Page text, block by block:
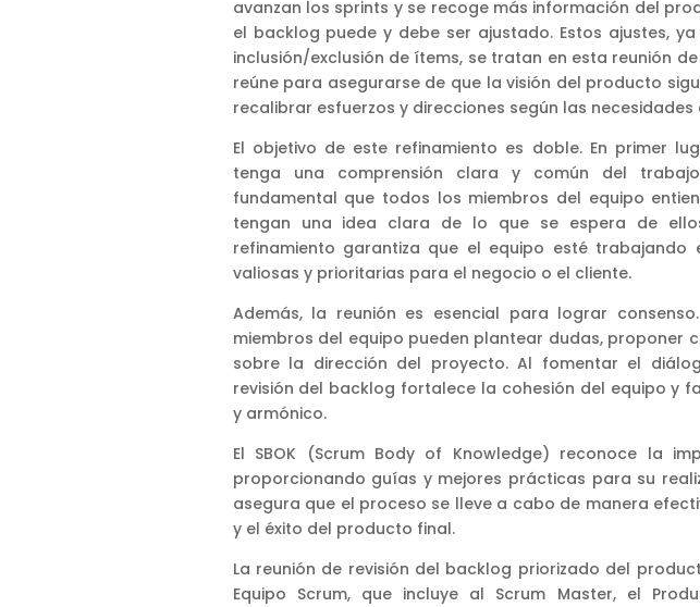
avanzan los sprints y se recoge más información del
el backlog puede y debe ser ajustado. Estos ajustes,
inclusión/exclusión de ítems, se tratan en esta reunión de
reúne para asegurarse de que la visión del producto
recalibrar esfuerzos y direcciones según las
El objetivo de este refinamiento es doble. En primer
tenga una comprensión clara y común del
fundamental que todos los miembros del equipo
tengan una idea clara de lo que se espera de
refinamiento garantiza que el equipo esté trabajando
valiosas y prioritarias para el negocio o el cliente.
Además, la reunión es esencial para lograr
miembros del equipo pueden plantear dudas, proponer
sobre la dirección del proyecto. Al fomentar el
revisión del backlog fortalece la cohesión del equipo y
y armónico.
El SBOK (Scrum Body of Knowledge) reconoce la
proporcionando guías y mejores prácticas para su
asegura que el proceso se lleve a cabo de manera
y el éxito del producto final.
La reunión de revisión del backlog priorizado del
Equipo Scrum, que incluye al Scrum Master, el